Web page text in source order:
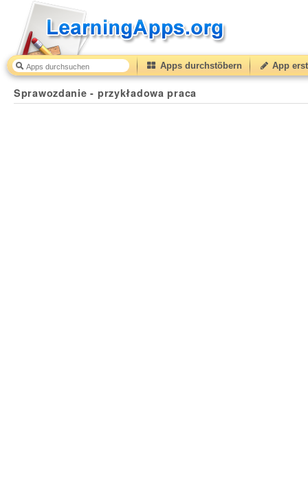
Apps durchstöbern App
Sprawozdanie - przykładowa praca